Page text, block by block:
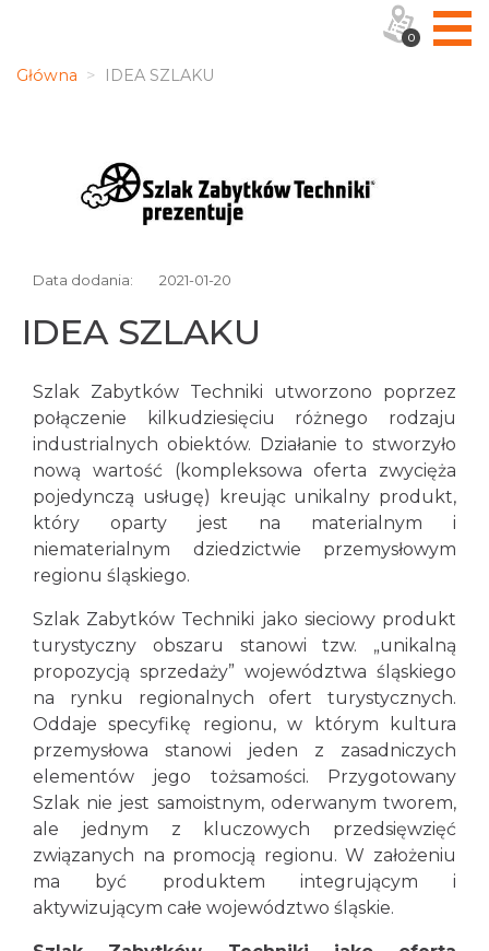
Główna IDEA SZLAKU
Data dodania: 2021-01-20
IDEA SZLAKU
Szlak Zabytków Techniki utworzono poprzez
połączenie kilkudziesięciu różnego rodzaju
industrialnych obiektów. Działanie to stworzyło
nową wartość (kompleksowa oferta zwycięża
pojedynczą usługę) kreując unikalny produkt,
który oparty jest na materialnym i
niematerialnym dziedzictwie przemysłowym
regionu śląskiego.
Szlak Zabytków Techniki jako sieciowy produkt
turystyczny obszaru stanowi tzw. „unikalną
propozycją sprzedaży” województwa śląskiego
na rynku regionalnych ofert turystycznych.
Oddaje specyfikę regionu, w którym kultura
przemysłowa stanowi jeden z zasadniczych
elementów jego tożsamości. Przygotowany
Szlak nie jest samoistnym, oderwanym tworem,
ale jednym z kluczowych przedsięwzięć
związanych na promocją regionu. W założeniu
ma być produktem integrującym i
aktywizującym całe województwo śląskie.
0